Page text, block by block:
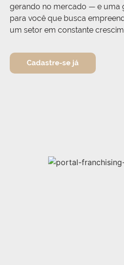
gerando no mercado — e uma
para você que busca
um setor em constante
Cadastre-se já